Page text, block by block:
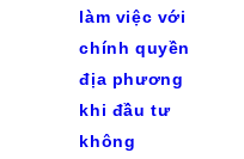
làm việc với
chính quyền
địa phương
khi đầu tư
không